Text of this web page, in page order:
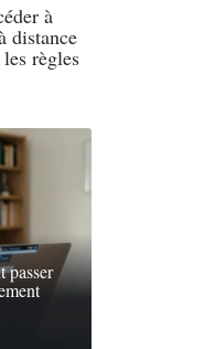
à
distance
règles
passer